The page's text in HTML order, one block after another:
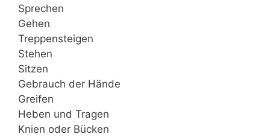
Sprechen
Gehen
Treppensteigen
Stehen
Sitzen
Gebrauch der Hände
Greifen
Heben und Tragen
Knien oder Bücken